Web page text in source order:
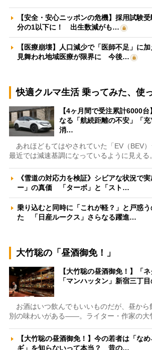
【安全・安心ニッポンの危機】採用試験
分の1以下に！ 出生数減がも…
【医療崩壊】人口減少で「医師不足」に
見舞われ地域医療が限界に 今後…
快適クルマ生活 乗ってみた、使
【4ヶ月間で受注累計6000
なる「航続距離の不安」「
消…
あれほどもてはやされていた「EV（BEV）
最近では減速基調になっているように見え
《雪道の対応力を検証》シビアな状況で
ー」の真価 「ターボ」と「スト…
乗り込むと同時に「これが軽？」と戸惑
た 「日産ルークス」さらなる躍進…
大竹聡の「昼酒御免！」
【大竹聡の昼酒御免！】「
「マンハッタン」新宿三丁
お酒はいつ飲んでもいいものだが、昼から
別の味わいがある――。ライター・作家の
【大竹聡の昼酒御免！】今の若者は「な
ギ」を知らないって本当？ 昔の…